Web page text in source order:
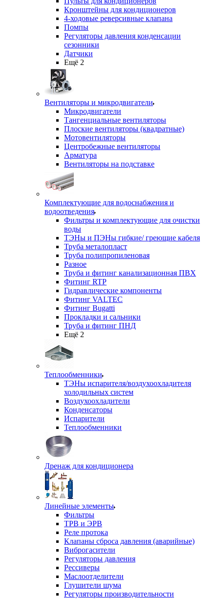
Кронштейны для кондиционеров
4-ходовые реверсивные клапана
Помпы
Регуляторы давления конденсации
сезонники
Датчики
Ещё 2
Вентиляторы и микродвигатели
Микродвигатели
Тангенциальные вентиляторы
Плоские вентиляторы (квадратные)
Мотовентиляторы
Центробежные вентиляторы
Арматура
Вентиляторы на подставке
Комплектующие для водоснабжения и
водоотведения
Фильтры и комплектующие для очистки
воды
ТЭНы и ПЭНы гибкие/ греющие кабеля
Труба металопласт
Труба полипропиленовая
Разное
Труба и фитинг канализационная ПВХ
Фитинг RTP
Гидравлические компоненты
Фитинг VALTEC
Фитинг Bugatti
Прокладки и сальники
Труба и фитинг ПНД
Ещё 2
Теплообменники
ТЭНы испарителя/воздухоохладителя
холодильных систем
Воздухоохладители
Конденсаторы
Испарители
Теплообменники
Дренаж для кондиционера
Линейные элементы
Фильтры
ТРВ и ЭРВ
Реле протока
Клапаны сброса давления (аварийные)
Виброгасители
Регуляторы давления
Рессиверы
Маслоотделители
Глушители шума
Регуляторы производительности